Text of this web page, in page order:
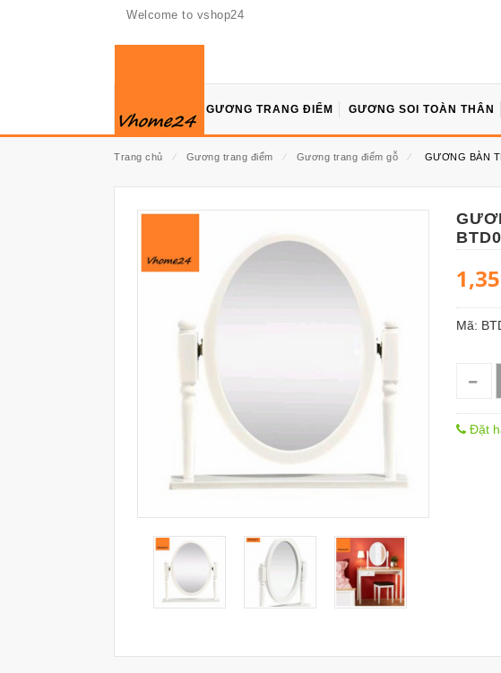
Welcome to vshop24
GƯƠNG TRANG ĐIỂM GƯƠNG SOI TOÀN THÂN
Trang chủ ⁄ Gương trang điểm ⁄ Gương trang điểm gỗ ⁄ GƯƠNG BÀN
Mã:
Đặt